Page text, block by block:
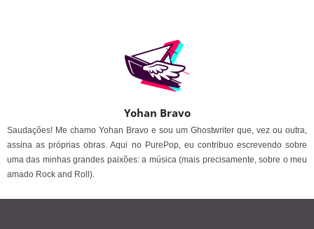
Yohan Bravo
Saudações! Me chamo Yohan Bravo e sou um Ghostwriter que, vez ou outra,
assina as próprias obras. Aqui no PurePop, eu contribuo escrevendo sobre
uma das minhas grandes paixões: a música (mais precisamente, sobre o meu
amado Rock and Roll).